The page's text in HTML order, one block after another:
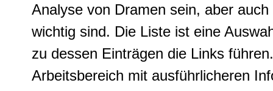
Analyse von Dramen sein, aber
wichtig sind. Die Liste ist eine
zu dessen Einträgen die Links
Arbeitsbereich mit ausführlicheren